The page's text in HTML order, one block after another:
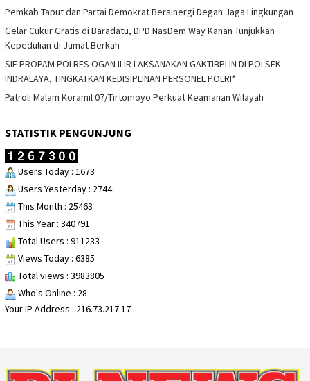
Pemkab Taput dan Partai Demokrat Bersinergi Degan Jaga Lingkungan
Gelar Cukur Gratis di Baradatu, DPD NasDem Way Kanan Tunjukkan
Kepedulian di Jumat Berkah
SIE PROPAM POLRES OGAN ILIR LAKSANAKAN GAKTIBPLIN DI POLSEK
INDRALAYA, TINGKATKAN KEDISIPLINAN PERSONEL POLRI*
Patroli Malam Koramil 07/Tirtomoyo Perkuat Keamanan Wilayah
STATISTIK PENGUNJUNG
Users Today : 1673
Users Yesterday : 2744
This Month : 25463
This Year : 340791
Total Users : 911233
Views Today : 6385
Total views : 3983805
Who's Online : 28
Your IP Address : 216.73.217.17